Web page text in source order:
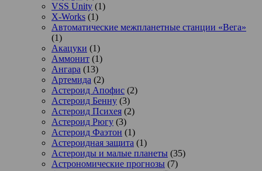
VSS Unity (1)
X-Works (1)
Автоматические межпланетные станции «Вега»
(1)
Акацуки (1)
Аммонит (1)
Ангара (13)
Артемида (2)
Астероид Апофис (2)
Астероид Бенну (3)
Астероид Психея (2)
Астероид Рюгу (3)
Астероид Фаэтон (1)
Астероидная защита (1)
Астероиды и малые планеты (35)
Астрономические прогнозы (7)